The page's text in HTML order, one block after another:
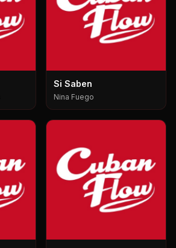
Si Saben
Nina Fuego